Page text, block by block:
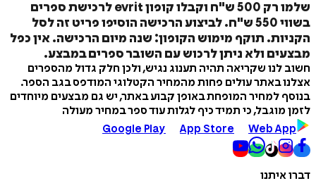
שלמו רק 500 ש"ח וקבלו קופון evrit לרכישת ספרים
בשווי 550 ש"ח. לביצוע הרכישה הוסיפו פריט זה לסל
תוקף מימוש הקופון: שנה מיום הרכישה. אין כפל
ולא ניתן לרכוש עם השובר ספרים במבצע.
לנו שקריאה תהיה תענוג נגיש, ולכן חלק גדול מהספרים
באתר עולים פחות מהמחיר הקטלוגי המודפס בגב הספר.
למחיר המופחת באופן קבוע באתר, יש גם מבצעים מיוחדים
מוגבל, כי תמיד כיף לגלות עוד ספר במחיר מעולה
Google Play
App Store Web